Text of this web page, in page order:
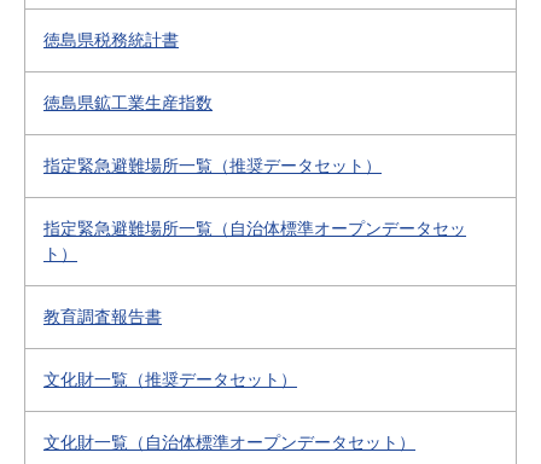
徳島県税務統計書
徳島県鉱工業生産指数
指定緊急避難場所一覧（推奨データセット）
指定緊急避難場所一覧（自治体標準オープンデータセッ
ト）
教育調査報告書
文化財一覧（推奨データセット）
文化財一覧（自治体標準オープンデータセット）